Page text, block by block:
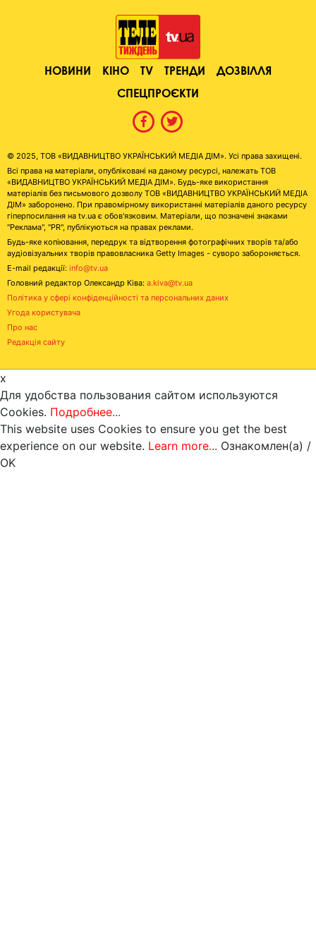
НОВИНИ КІНО TV ТРЕНДИ
ДОЗВІЛЛЯ
СПЕЦПРОЄКТИ
© 2025, ТОВ «ВИДАВНИЦТВО УКРАЇНСЬКИЙ МЕДІА ДІМ». Усі права захищені.
Всі права на матеріали, опубліковані на даному ресурсі, належать ТОВ
«ВИДАВНИЦТВО УКРАЇНСЬКИЙ МЕДІА ДІМ». Будь-яке використання
матеріалів без письмового дозволу ТОВ «ВИДАВНИЦТВО УКРАЇНСЬКИЙ МЕДІА
ДІМ» заборонено. При правомірному використанні матеріалів даного ресурсу
гіперпосилання на tv.ua є обов'язковим. Матеріали, що позначені знаками
"Реклама", "PR", публікуються на правах реклами.
Будь-яке копіювання, передрук та відтворення фотографічних творів та/або
аудіовізуальних творів правовласника Getty Images - суворо забороняється.
E-mail редакції: info@tv.ua
Головний редактор Олександр Ківа: a.kiva@tv.ua
Політика у сфері конфіденційності та персональних даних
Угода користувача
Про нас
Редакція сайту
x
Для удобства пользования сайтом используются
Cookies. Подробнее...
This website uses Cookies to ensure you get the best
experience on our website. Learn more... Ознакомлен(а) /
OK